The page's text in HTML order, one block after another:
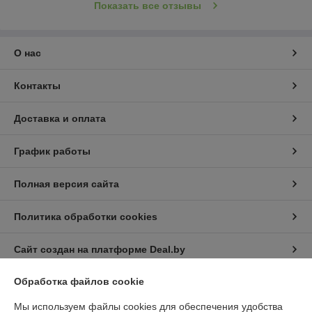
Выгодные условия
любым выгодным покупателю способом.
Показать все отзывы
О нас
Контакты
Доставка и оплата
График работы
Полная версия сайта
Политика обработки cookies
Сайт создан на платформе Deal.by
Обработка файлов cookie
Мы используем файлы cookies для обеспечения удобства